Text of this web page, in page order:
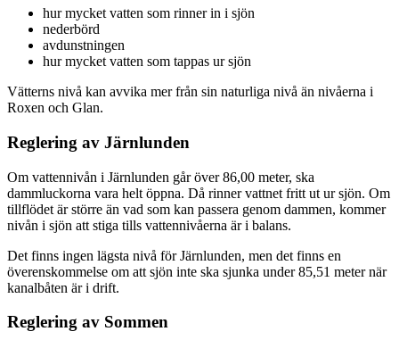
hur mycket vatten som rinner in i sjön
nederbörd
avdunstningen
hur mycket vatten som tappas ur sjön
Vätterns nivå kan avvika mer från sin naturliga nivå än nivåerna i
Roxen och Glan.
Reglering av Järnlunden
Om vattennivån i Järnlunden går över 86,00 meter, ska
dammluckorna vara helt öppna. Då rinner vattnet fritt ut ur sjön. Om
tillflödet är större än vad som kan passera genom dammen, kommer
nivån i sjön att stiga tills vattennivåerna är i balans.
Det finns ingen lägsta nivå för Järnlunden, men det finns en
överenskommelse om att sjön inte ska sjunka under 85,51 meter när
kanalbåten är i drift.
Reglering av Sommen